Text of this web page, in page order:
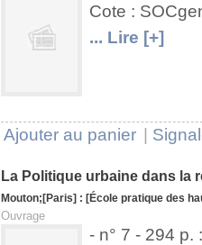
U
V
Cote :
... Lire [+]
Ajouter au panier
La Politique urbaine dans la
Mouton; [Paris] : [École pratique des
Ouvrage
- n° 7 - 294 p.